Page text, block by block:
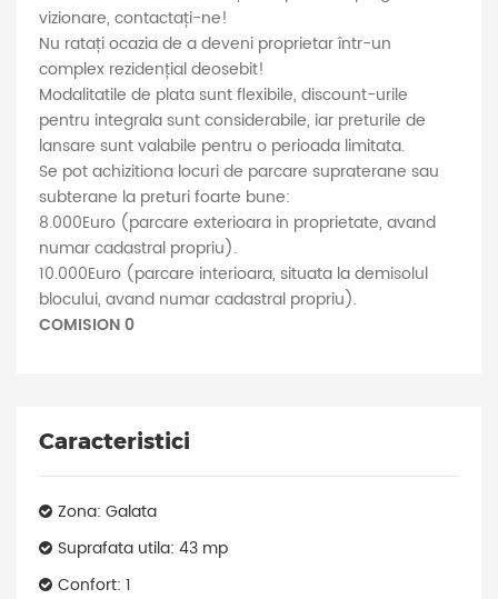
vizionare, contactați-ne!
Nu ratați ocazia de a deveni proprietar într-un
complex rezidențial deosebit!
Modalitatile de plata sunt flexibile, discount-urile
pentru integrala sunt considerabile, iar preturile de
lansare sunt valabile pentru o perioada limitata.
Se pot achizitiona locuri de parcare supraterane sau
subterane la preturi foarte bune:
8.000Euro (parcare exterioara in proprietate, avand
numar cadastral propriu).
10.000Euro (parcare interioara, situata la demisolul
blocului, avand numar cadastral propriu).
COMISION 0
Caracteristici
Zona: Galata
Suprafata utila: 43 mp
Confort: 1